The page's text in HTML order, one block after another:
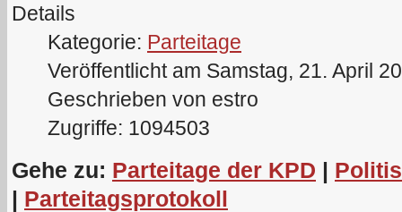
Details
Kategorie: Parteitage
Veröffentlicht am Samstag, 21. April
Geschrieben von estro
Zugriffe: 1094503
Gehe zu: Parteitage der KPD |
| Parteitagsprotokoll